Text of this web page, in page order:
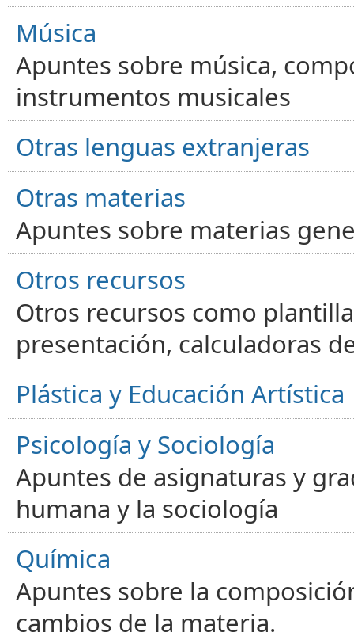
Música
Apuntes sobre música,
instrumentos musicales
Otras lenguas extranjeras
Otras materias
Apuntes sobre materias
Otros recursos
Otros recursos como
presentación, calculadoras
Plástica y Educación Artística
Psicología y Sociología
Apuntes de asignaturas y
humana y la sociología
Química
Apuntes sobre la
cambios de la materia.